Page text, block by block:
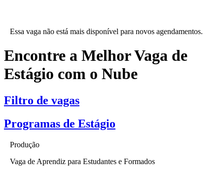
Essa vaga não está mais disponível para novos agendamentos.
Encontre a Melhor Vaga de
Estágio com o Nube
Filtro de vagas
Programas de Estágio
Produção
Vaga de Aprendiz para Estudantes e Formados